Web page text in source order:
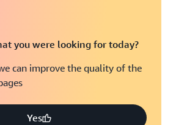
you were looking for today?
can improve the quality of the
Yes